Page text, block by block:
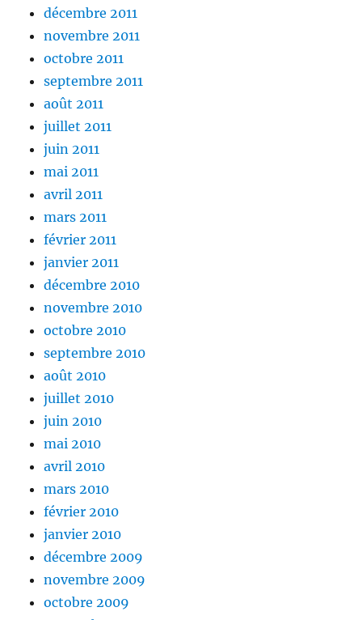
décembre 2011
novembre 2011
octobre 2011
septembre 2011
août 2011
juillet 2011
juin 2011
mai 2011
avril 2011
mars 2011
février 2011
janvier 2011
décembre 2010
novembre 2010
octobre 2010
septembre 2010
août 2010
juillet 2010
juin 2010
mai 2010
avril 2010
mars 2010
février 2010
janvier 2010
décembre 2009
novembre 2009
octobre 2009